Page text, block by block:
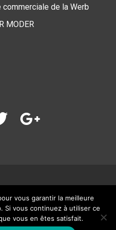
commerciale de la Werb
MODER
légales
Contact
cookies
vous garantir la meilleure
Si vous continuez à utiliser ce
vous en êtes satisfait.